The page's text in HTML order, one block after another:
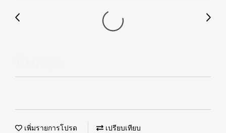
เพิ่มรายการโปรด เปรียบเทียบ